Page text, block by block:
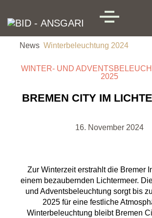
MENU
News Winterbeleuchtung 2024
WINTER- UND
2025
BREMEN CITY IM
16. November 2024
Zur Winterzeit erstrahlt die Bremer
einem bezaubernden Lichtermeer.
und Adventsbeleuchtung sorgt bis
2025 für eine festliche
Winterbeleuchtung bleibt Bremen